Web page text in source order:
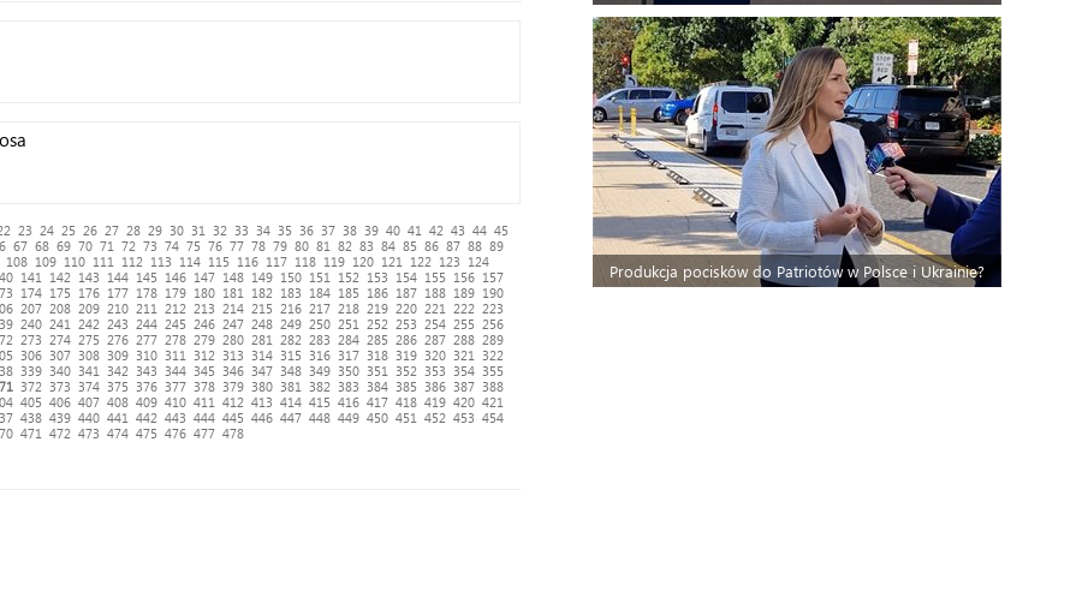
23 24 25 26 27 28 29 30 31 32 33 34 35 36 37 38 39 40 41 42 43 44 45
67 68 69 70 71 72 73 74 75 76 77 78 79 80 81 82 83 84 85 86 87 88 89
108 109 110 111 112 113 114 115 116 117 118 119 120 121 122 123
124
141 142 143 144 145 146 147 148 149 150 151 152 153 154 155 156 157
174 175 176 177 178 179 180 181 182 183 184 185 186 187 188 189 190
207 208 209 210 211 212 213 214 215 216 217 218 219 220 221 222
223
240 241 242 243 244 245 246 247 248 249 250 251 252 253 254 255
256
273 274 275 276 277 278 279 280 281 282 283 284 285 286 287 288 289
306 307 308 309 310 311 312 313 314 315 316 317 318 319 320 321
322
339 340 341 342 343 344 345 346 347 348 349 350 351 352 353 354 355
372 373 374 375 376 377 378 379 380 381 382 383 384 385 386 387 388
405 406 407 408 409 410 411 412 413 414 415 416 417 418 419 420 421
438 439 440 441 442 443 444 445 446 447 448 449 450 451 452 453 454
471 472 473 474 475 476 477 478
Produkcja pocisków do Patriotów w Polsce i Ukrainie?